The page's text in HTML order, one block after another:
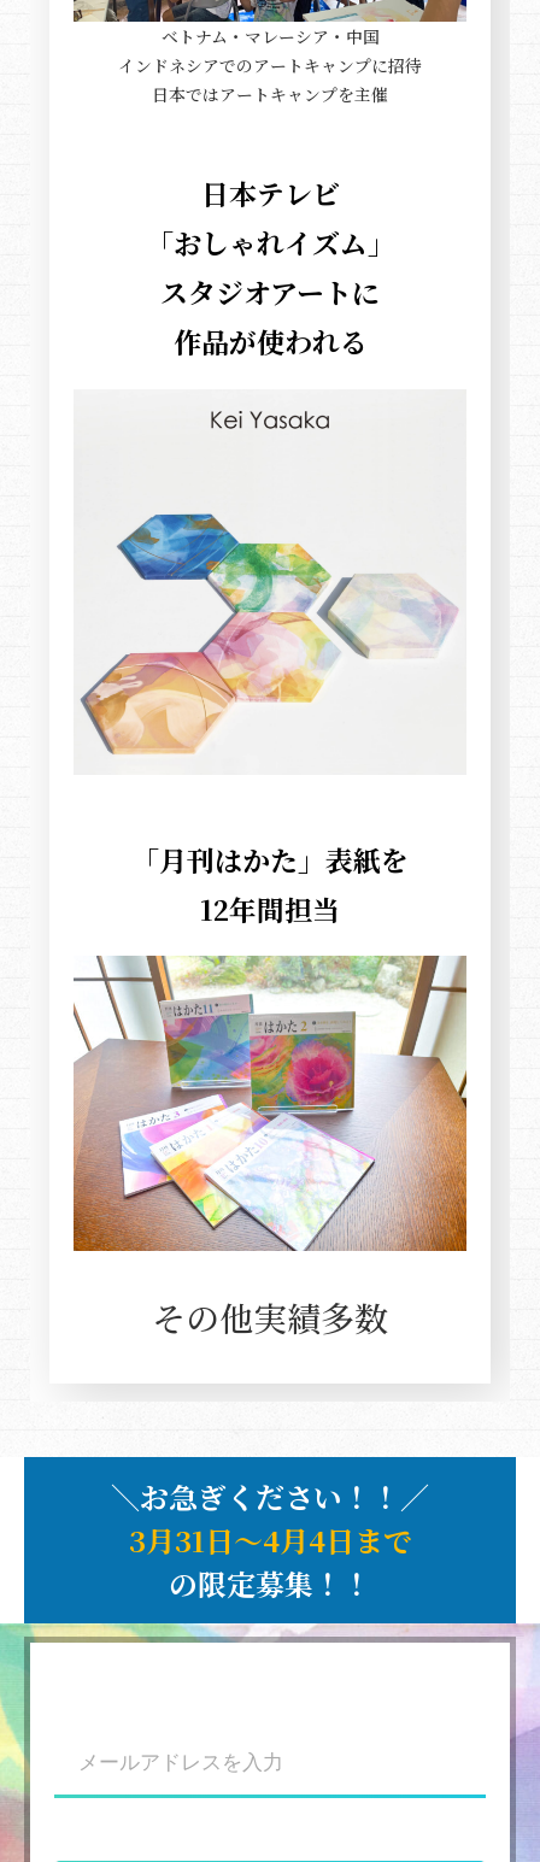
ベトナム・マレーシア・中国
インドネシアでのアートキャンプに招待
日本ではアートキャンプを主催
日本テレビ
「おしゃれイズム」
スタジオアートに
作品が使われる
「月刊はかた」表紙を
12年間担当
その他実績多数
＼お急ぎください！！／
3月31日〜4月4日まで
の限定募集！！